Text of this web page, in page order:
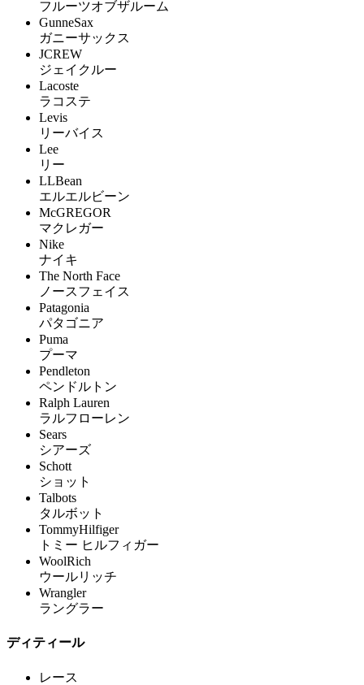
フルーツオブザルーム
GunneSax
ガニーサックス
JCREW
ジェイクルー
Lacoste
ラコステ
Levis
リーバイス
Lee
リー
LLBean
エルエルビーン
McGREGOR
マクレガー
Nike
ナイキ
The North Face
ノースフェイス
Patagonia
パタゴニア
Puma
プーマ
Pendleton
ペンドルトン
Ralph Lauren
ラルフローレン
Sears
シアーズ
Schott
ショット
Talbots
タルボット
TommyHilfiger
トミー ヒルフィガー
WoolRich
ウールリッチ
Wrangler
ラングラー
ディティール
レース